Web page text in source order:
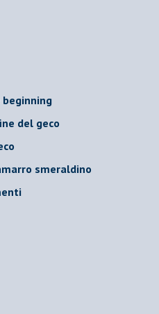
del geco
smeraldino